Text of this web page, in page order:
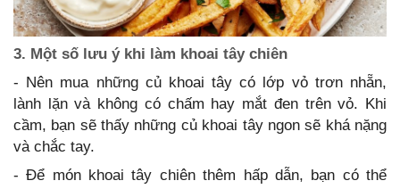
3. Một số lưu ý khi làm khoai tây chiên
- Nên mua những củ khoai tây có lớp vỏ trơn nhẵn,
lành lặn và không có chấm hay mắt đen trên vỏ. Khi
cầm, bạn sẽ thấy những củ khoai tây ngon sẽ khá nặng
và chắc tay.
- Để món khoai tây chiên thêm hấp dẫn, bạn có thể